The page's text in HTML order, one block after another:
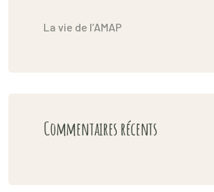
La vie de l’AMAP
Commentaires récents